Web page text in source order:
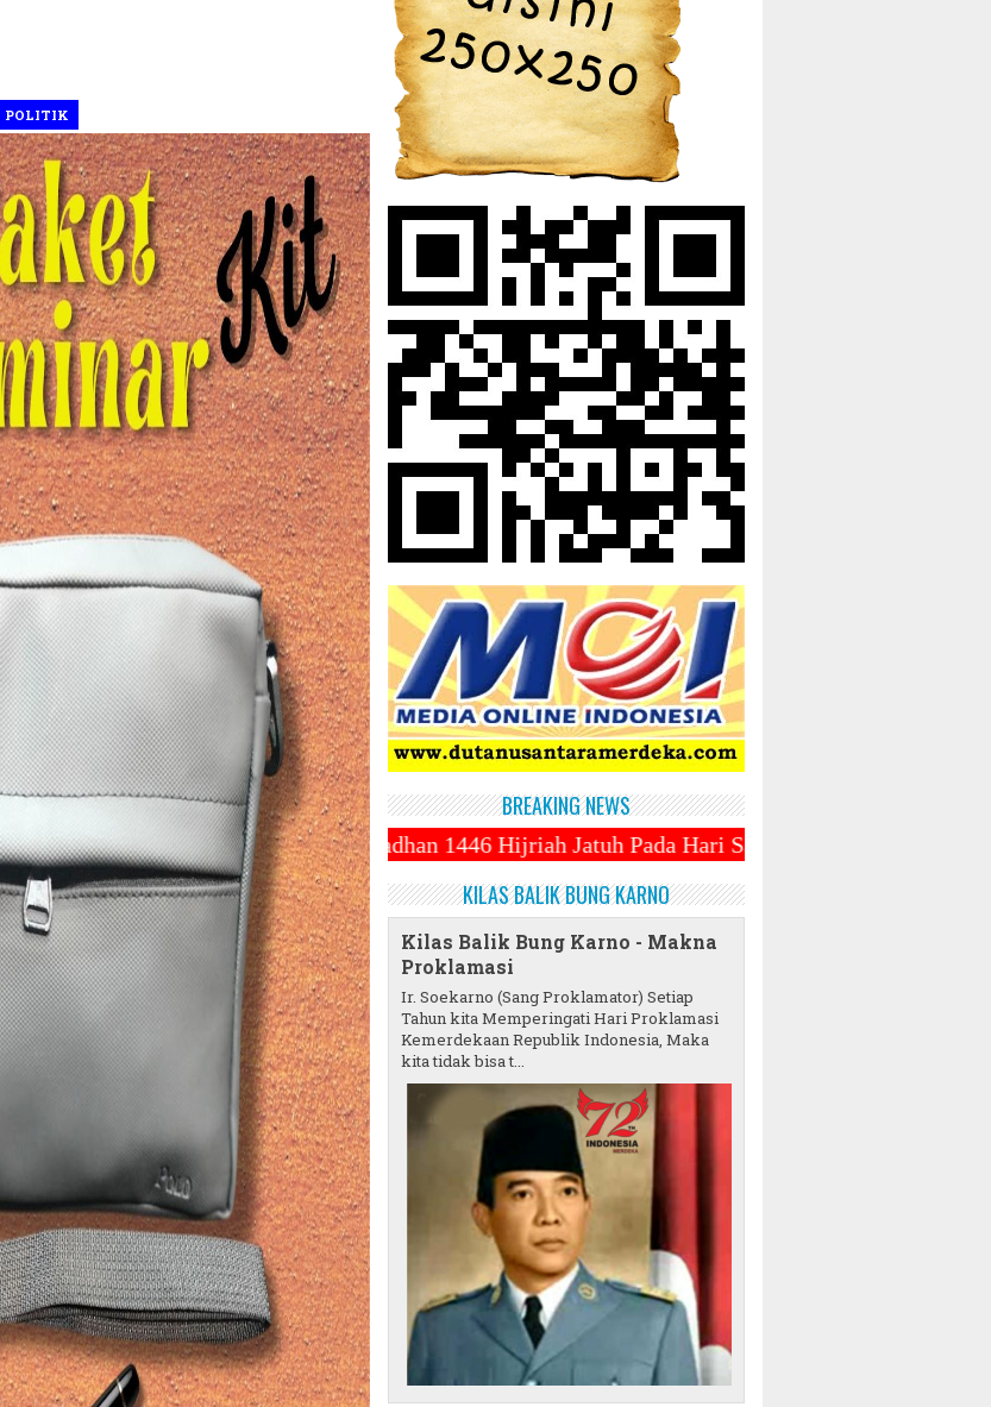
POLITIK
BREAKING NEWS
Tetapkan 1 Ramadhan 1446 Hijriah Jatuh Pada Hari Sabtu 1 Maret 2025 ~||~ 1 Syawal
KILAS BALIK BUNG KARNO
Kilas Balik Bung Karno - Makna
Proklamasi
Ir. Soekarno (Sang Proklamator) Setiap
Tahun kita Memperingati Hari Proklamasi
Kemerdekaan Republik Indonesia, Maka
kita tidak bisa t...